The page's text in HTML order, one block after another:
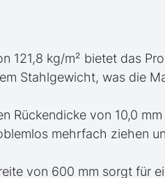
121,8 kg/m² bietet das
Stahlgewicht, was die
Rückendicke von 10,0
mehrfach ziehen
von 600 mm sorgt für